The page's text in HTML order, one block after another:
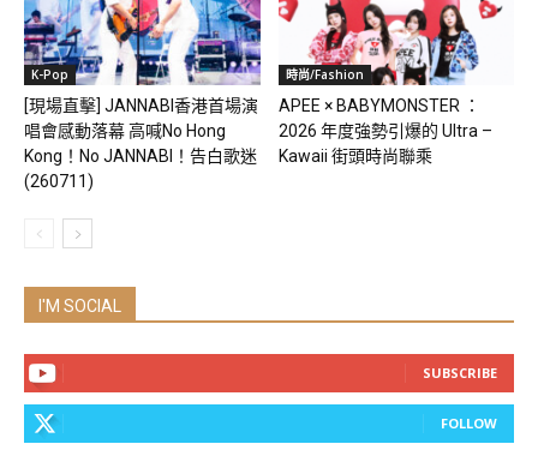
K-Pop
[現場直擊] JANNABI香港首場演
唱會感動落幕 高喊No Hong
Kong！No JANNABI！告白歌迷
(260711)
時尚/Fashion
APEE × BABYMONSTER ：
2026 年度強勢引爆的 Ultra –
Kawaii 街頭時尚聯乘
I'M SOCIAL
SUBSCRIBE
FOLLOW